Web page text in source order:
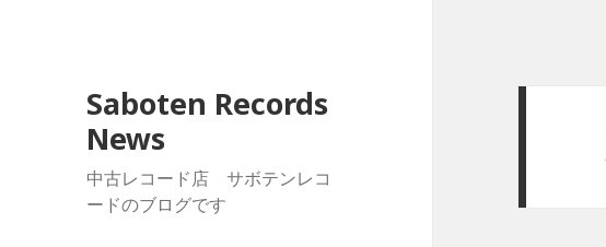
Saboten Records
News
中古レコード店 サボテンレコ
ードのブログです